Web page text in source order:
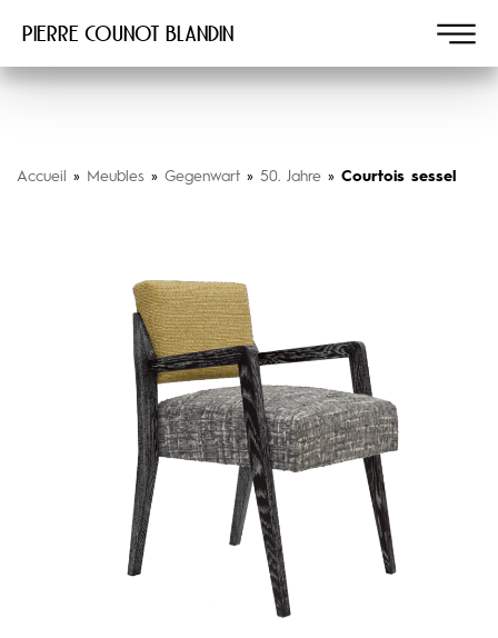
Pierre COUNOT BLANDIN
Accueil » Meubles » Gegenwart » 50. Jahre » Courtois sessel